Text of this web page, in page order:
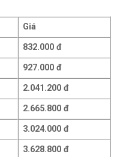
Giá
832.000 đ
927.000 đ
2.041.200 đ
2.665.800 đ
3.024.000 đ
3.628.800 đ